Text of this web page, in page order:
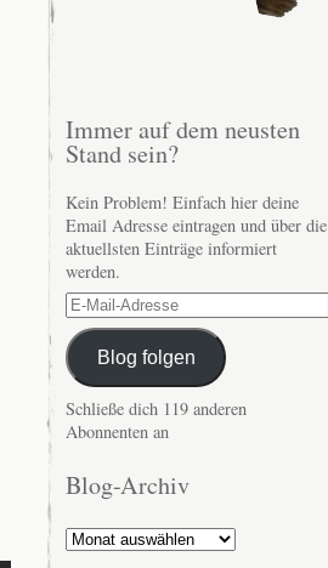
Immer auf dem neusten
Stand sein?
Kein Problem! Einfach hier deine
Email Adresse eintragen und über die
aktuellsten Einträge informiert
werden.
E-
Mail-
AdresseBlog folgen
Schließe dich 119 anderen
Abonnenten an
Blog-Archiv
Blog-
Archiv